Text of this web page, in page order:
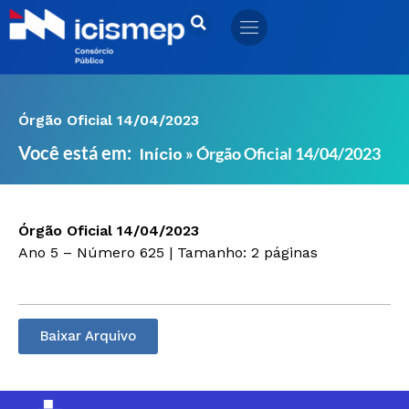
Ir
para
Órgão Oficial 14/04/2023
Você está em: Início »Órgão Oficial 14/04/2023
Órgão Oficial 14/04/2023
Ano 5 – Número 625 | Tamanho: 2 páginas
Baixar Arquivo